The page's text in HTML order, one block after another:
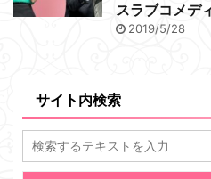
スラブコメデ
2019/5/28
サイト内検索